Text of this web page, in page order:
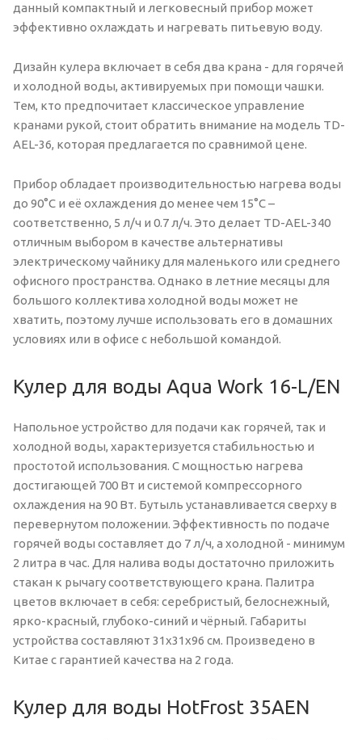
данный компактный и легковесный прибор может
эффективно охлаждать и нагревать питьевую воду.
Дизайн кулера включает в себя два крана - для горячей
и холодной воды, активируемых при помощи чашки.
Тем, кто предпочитает классическое управление
кранами рукой, стоит обратить внимание на модель TD-
AEL-36, которая предлагается по сравнимой цене.
Прибор обладает производительностью нагрева воды
до 90°С и её охлаждения до менее чем 15°C –
соответственно, 5 л/ч и 0.7 л/ч. Это делает TD-AEL-340
отличным выбором в качестве альтернативы
электрическому чайнику для маленького или среднего
офисного пространства. Однако в летние месяцы для
большого коллектива холодной воды может не
хватить, поэтому лучше использовать его в домашних
условиях или в офисе с небольшой командой.
Кулер для воды Aqua Work 16-L/EN
Напольное устройство для подачи как горячей, так и
холодной воды, характеризуется стабильностью и
простотой использования. С мощностью нагрева
достигающей 700 Вт и системой компрессорного
охлаждения на 90 Вт. Бутыль устанавливается сверху в
перевернутом положении. Эффективность по подаче
горячей воды составляет до 7 л/ч, а холодной - минимум
2 литра в час. Для налива воды достаточно приложить
стакан к рычагу соответствующего крана. Палитра
цветов включает в себя: серебристый, белоснежный,
ярко-красный, глубоко-синий и чёрный. Габариты
устройства составляют 31х31х96 см. Произведено в
Китае с гарантией качества на 2 года.
Кулер для воды HotFrost 35AEN